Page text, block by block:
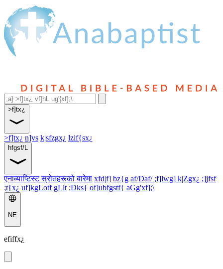
>f]tx¿
>f]tx¿ n]vs k|sfzgx¿ lzif{sx¿
hfgsf/L
एनाब्याप्टिस्ट स्रोतहरूको बारेमा xfd|f] bz{g af/Daf/ ;f]lwg] k|Zgx¿ ;]jfsf
;t{x¿ uf]kgLotf gLlt ;Dks{ of]ubfgstf{ aGg'xf];\
NE
efiffx¿